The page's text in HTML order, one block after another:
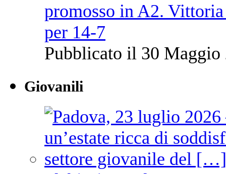
promosso in A2.
per 14-7
Pubblicato il 30 Maggio
Giovanili